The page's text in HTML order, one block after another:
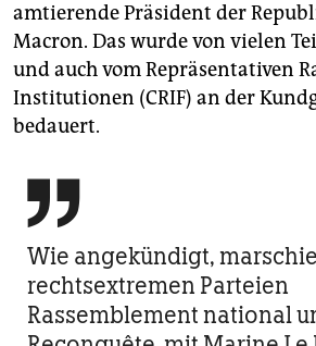
amtierende Präsident der
Macron. Das wurde von vielen
und auch vom Repräsentativen
Institutionen (CRIF) an der
bedauert.

Wie angekündigt,
rechtsextremen Parteien
Rassemblement national